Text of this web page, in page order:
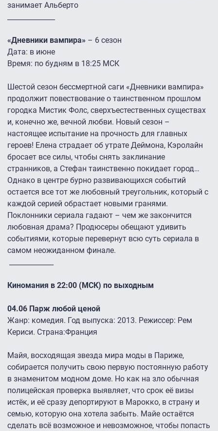
занимает Альберто
«Дневники вампира» – 6 сезон
Дата: в июне
Время: по будням в 18:25 МСК
Шестой сезон бессмертной саги «Дневники вампира»
продолжит повествование о таинственном прошлом
городка Мистик Фолс, сверхъестественных существах
и, конечно же, вечной любви. Новый сезон –
настоящее испытание на прочность для главных
героев! Елена страдает об утрате Деймона, Кэролайн
бросает все силы, чтобы снять заклинание
странников, а Стефан таинственно покидает город…
Однако в центре бурно развивающихся событий
остается все тот же любовный треугольник, который с
каждой серией обрастает новыми гранями.
Поклонники сериала гадают – чем же закончится
любовная драма? Продюсеры обещают удивить
событиями, которые перевернут всю суть сериала в
самом неожиданном финале.
Киномания в 22:00 (МСК) по выходным
04.06 Парж любой ценой
Жанр: комедия. Год выпуска: 2013. Режиссер: Рем
Кериси. Страна:Франция
Майя, восходящая звезда мира моды в Париже,
собирается получить свою первую постоянную работу
в знаменитом модном доме. Но как на зло обычная
полицейская проверка выявляет, что срок её визы
истёк, и её сразу депортируют в Марокко, в страну и
семью, которую она хотела забыть. Майе остаётся
сделать всё возможное и невозможное, чтобы попасть